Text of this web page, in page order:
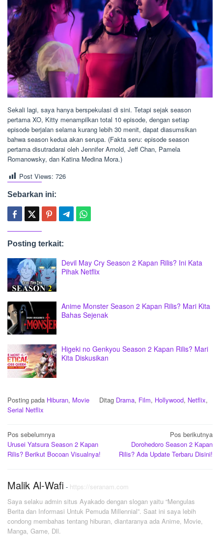
Sekali lagi, saya hanya berspekulasi di sini. Tetapi sejak season
pertama XO, Kitty menampilkan total 10 episode, dengan setiap
episode berjalan selama kurang lebih 30 menit, dapat diasumsikan
bahwa season kedua akan serupa. (Fakta seru: episode season
pertama disutradarai oleh Jennifer Arnold, Jeff Chan, Pamela
Romanowsky, dan Katina Medina Mora.)
Post Views: 726
Sebarkan ini:
Posting terkait:
Devil May Cry Season 2 Kapan Rilis? Ini Kata
Pihak Netflix
Anime Monster Season 2 Kapan Rilis? Mari Kita
Bahas Sejenak
Higeki no Genkyou Season 2 Kapan Rilis? Mari
Kita Diskusikan
Posting pada Hiburan, Movie Ditag Drama, Film, Hollywood, Netflix,
Serial Netflix
Navigasi
pos
Pos sebelumnya
Urusei Yatsura Season 2 Kapan
Rilis? Berikut Bocoan Visualnya!
Pos berikutnya
Dorohedoro Season 2 Kapan
Rilis? Ada Update Terbaru Disini!
Malik Al-Wafi - https://seranam.com
Saya selaku admin situs Ayakado dengan slogan yaitu “Mengulas
Berita dan Informasi Untuk Pemuda Millennial”. Saat ini saya lebih
condong membahas tentang hiburan, diantaranya ada Anime, Movie,
Manga, Game, Dll.